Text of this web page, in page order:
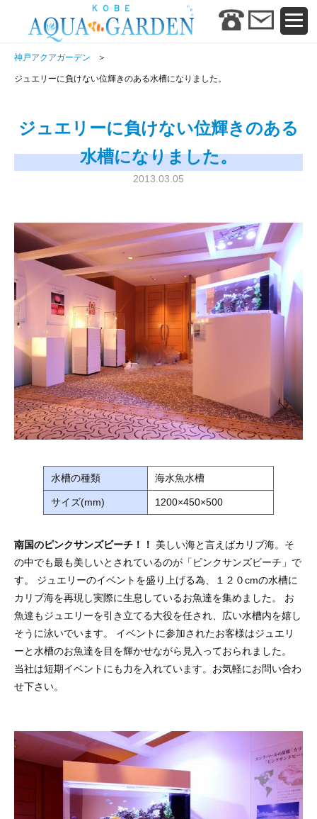
神戸アクアガーデン
ジュエリーに負けない位輝きのある水槽になりました。
ジュエリーに負けない位輝きのある
水槽になりました。
2013.03.05
水槽の種類 海水魚水槽
サイズ(mm) 1200×450×500
南国のピンクサンズビーチ！！
美しい海と言えばカリブ海。そ
の中でも最も美しいとされているのが「ピンクサンズビーチ」で
す。 ジュエリーのイベントを盛り上げる為、１２０cmの水槽に
カリブ海を再現し実際に生息しているお魚達を集めました。 お
魚達もジュエリーを引き立てる大役を任され、広い水槽内を嬉し
そうに泳いでいます。 イベントに参加されたお客様はジュエリ
ーと水槽のお魚達を目を輝かせながら見入っておられました。
当社は短期イベントにも力を入れています。お気軽にお問い合わ
せ下さい。